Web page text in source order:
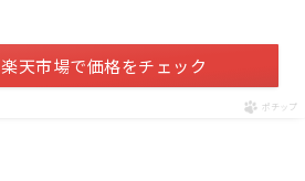
楽天市場で価格をチェック
ポチップ